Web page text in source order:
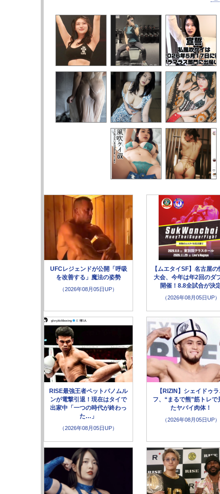
UFCレジェンドが公開「呼吸
を改善する」魔法の姿勢
（2026年08月05日UP）
【ムエタイSF】名古屋の
大会、今年は年2回のダ
開催！8.8全試合が決
（2026年08月05日UP）
RISE最強王者ペットパノムル
ンが電撃引退！現在はタイで
出家中「一つの時代が終わっ
た…」
（2026年08月05日UP）
【RIZIN】シェイドゥ
フ、“まるで熊”筋トレで
たヤバイ肉体！
（2026年08月05日UP）